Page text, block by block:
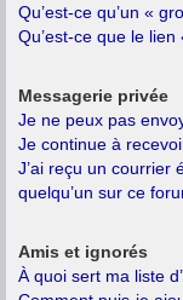
Qu’est-ce qu’un «
Qu’est-ce que le lien
Messagerie privée
Je ne peux pas
Je continue à
J’ai reçu un courrier
quelqu’un sur ce
Amis et ignorés
À quoi sert ma liste